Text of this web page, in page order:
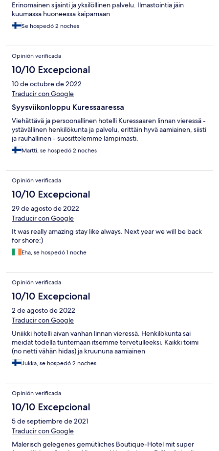
Erinomainen sijainti ja yksilöllinen palvelu. Ilmastointia jäin
kuumassa huoneessa kaipamaan
Se hospedó 2 noches
Opinión verificada
10/10 Excepcional
10 de octubre de 2022
Traducir con Google
Syysviikonloppu Kuressaaressa
Viehättävä ja persoonallinen hotelli Kuressaaren linnan vieressä -
ystävällinen henkilökunta ja palvelu, erittäin hyvä aamiainen, siisti
ja rauhallinen - suosittelemme lämpimästi.
Martti, se hospedó 2 noches
Opinión verificada
10/10 Excepcional
29 de agosto de 2022
Traducir con Google
It was really amazing stay like always. Next year we will be back
for shore:)
Eha, se hospedó 1 noche
Opinión verificada
10/10 Excepcional
2 de agosto de 2022
Traducir con Google
Uniikki hotelli aivan vanhan linnan vieressä. Henkilökunta sai
meidät todella tuntemaan itsemme tervetulleeksi. Kaikki toimi
(no netti vähän hidas) ja kruununa aamiainen
Jukka, se hospedó 2 noches
Opinión verificada
10/10 Excepcional
5 de septiembre de 2021
Traducir con Google
Malerisch gelegenes gemütliches Boutique-Hotel mit super